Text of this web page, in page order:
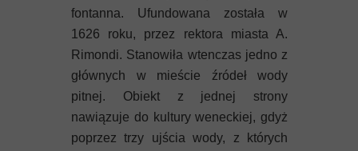
fontanna. Ufundowana została w
1626 roku, przez rektora miasta A.
Rimondi. Stanowiła wtenczas jedno z
głównych w mieście źródeł wody
pitnej. Obiekt z jednej strony
nawiązuje do kultury weneckiej, gdyż
poprzez trzy ujścia wody, z których